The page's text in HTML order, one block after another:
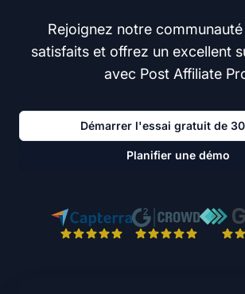
Rejoignez notre
satisfaits et offrez un excellent
avec Post Affiliate
Démarrer l'essai gratuit de
Planifier une démo